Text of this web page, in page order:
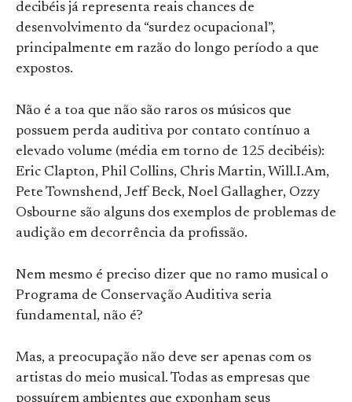
decibéis já representa reais chances de
desenvolvimento da “surdez ocupacional”,
principalmente em razão do longo período a que
expostos.
Não é a toa que não são raros os músicos que
possuem perda auditiva por contato contínuo a
elevado volume (média em torno de 125 decibéis):
Eric Clapton, Phil Collins, Chris Martin, Will.I.Am,
Pete Townshend, Jeff Beck, Noel Gallagher, Ozzy
Osbourne são alguns dos exemplos de problemas de
audição em decorrência da profissão.
Nem mesmo é preciso dizer que no ramo musical o
Programa de Conservação Auditiva seria
fundamental, não é?
Mas, a preocupação não deve ser apenas com os
artistas do meio musical. Todas as empresas que
possuírem ambientes que exponham seus